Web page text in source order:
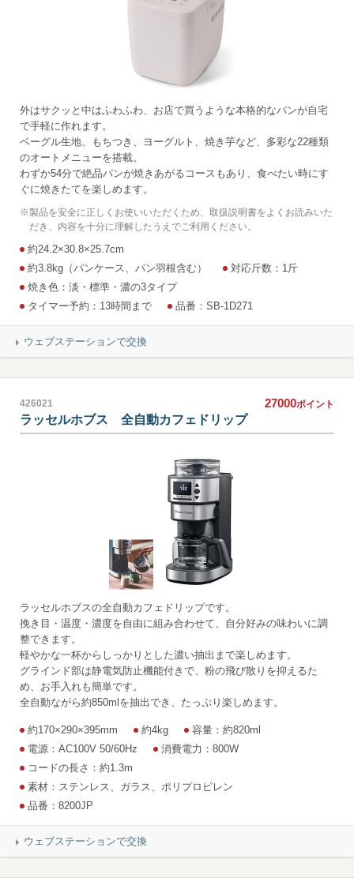
外はサクッと中はふわふわ、お店で買うような本格的なパンが自宅
で手軽に作れます。
ベーグル生地、もちつき、ヨーグルト、焼き芋など、多彩な22種類
のオートメニューを搭載。
わずか54分で絶品パンが焼きあがるコースもあり、食べたい時にす
ぐに焼きたてを楽しめます。
※製品を安全に正しくお使いいただくため、取扱説明書をよくお読みいた
だき、内容を十分に理解したうえでご利用ください。
約24.2×30.8×25.7cm
約3.8kg（パンケース、パン羽根含む）
対応斤数：1斤
焼き色：淡・標準・濃の3タイプ
タイマー予約：13時間まで
品番：SB-1D271
ウェブステーションで交換
426021 27000ポイント
ラッセルホブス 全自動カフェドリップ
ラッセルホブスの全自動カフェドリップです。
挽き目・温度・濃度を自由に組み合わせて、自分好みの味わいに調
整できます。
軽やかな一杯からしっかりとした濃い抽出まで楽しめます。
グラインド部は静電気防止機能付きで、粉の飛び散りを抑えるた
め、お手入れも簡単です。
全自動ながら約850mlを抽出でき、たっぷり楽しめます。
約170×290×395mm 約4kg
容量：約820ml
電源：AC100V 50/60Hz
消費電力：800W
コードの長さ：約1.3m
素材：ステンレス、ガラス、ポリプロピレン
品番：8200JP
ウェブステーションで交換